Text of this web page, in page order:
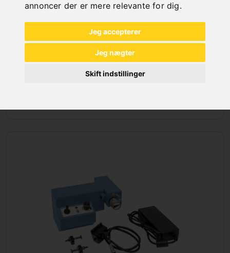
annoncer der er mere relevante for dig.
Jeg accepterer
Jeg nægter
Skift indstillinger